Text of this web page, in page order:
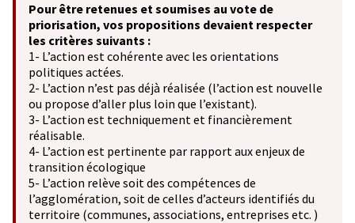
Pour être retenues et soumises au vote de
priorisation, vos propositions devaient respecter
les critères suivants :
1- L’action est cohérente avec les orientations
politiques actées.
2- L’action n’est pas déjà réalisée (l’action est nouvelle
ou propose d’aller plus loin que l’existant).
3- L’action est techniquement et financièrement
réalisable.
4- L’action est pertinente par rapport aux enjeux de
transition écologique
5- L’action relève soit des compétences de
l’agglomération, soit de celles d’acteurs identifiés du
territoire (communes, associations, entreprises etc. )